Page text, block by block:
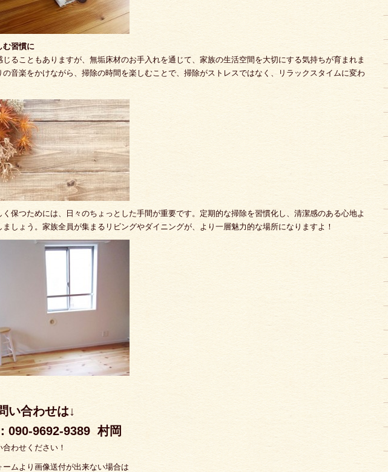
む習慣に
じることもありますが、無垢床材のお手入れを通じて、家族の生活空間を大切にする気持ちが育まれま
の音楽をかけながら、掃除の時間を楽しむことで、掃除がストレスではなく、リラックスタイムに変わ
く保つためには、日々のちょっとした手間が重要です。定期的な掃除を習慣化し、清潔感のある心地よ
ましょう。家族全員が集まるリビングやダイニングが、より一層魅力的な場所になりますよ！
い合わせは↓
090-9692-9389 村岡
わせください！
ームより画像送付が出来ない場合は